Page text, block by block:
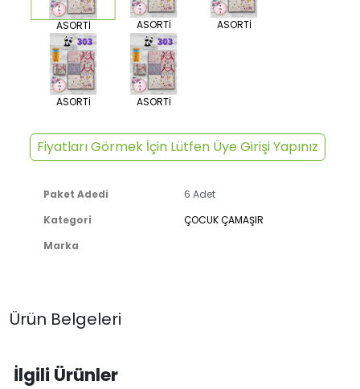
ASORTİ ASORTİ ASORTİ
ASORTİ ASORTİ
Fiyatları Görmek İçin Lütfen Üye Girişi Yapınız
Paket Adedi
6 Adet
Kategori
ÇOCUK ÇAMAŞIR
Marka
Ürün Belgeleri
İlgili Ürünler